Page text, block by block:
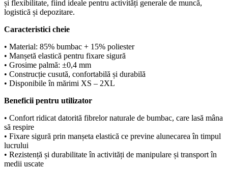
și flexibilitate, fiind ideale pentru activități generale de muncă,
logistică și depozitare.
Caracteristici cheie
• Material: 85% bumbac + 15% poliester
• Manșetă elastică pentru fixare sigură
• Grosime palmă: ±0,4 mm
• Construcție cusută, confortabilă și durabilă
• Disponibile în mărimi XS – 2XL
Beneficii pentru utilizator
• Confort ridicat datorită fibrelor naturale de bumbac, care lasă mâna
să respire
• Fixare sigură prin manșeta elastică ce previne alunecarea în timpul
lucrului
• Rezistență și durabilitate în activități de manipulare și transport în
medii uscate